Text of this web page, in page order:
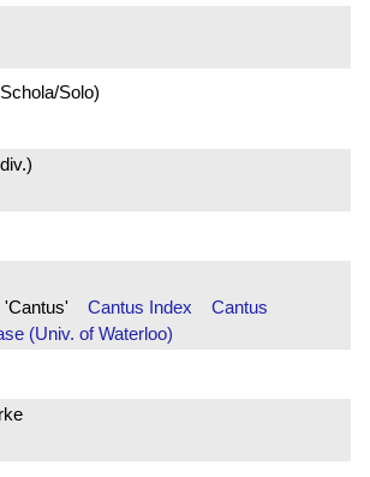
Solo)
'Cantus' Cantus Index
Cantus
(Univ. of Waterloo)